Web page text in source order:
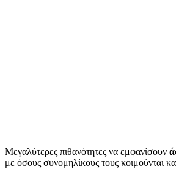
Μεγαλύτερες πιθανότητες να εμφανίσουν
με όσους συνομηλίκους τους κοιμούνται